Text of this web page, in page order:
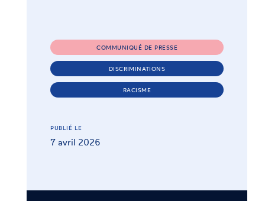
COMMUNIQUÉ DE PRESSE
DISCRIMINATIONS
RACISME
PUBLIÉ LE
7 avril 2026